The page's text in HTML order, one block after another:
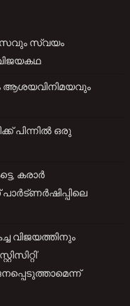
സ്വയം
വിജയകഥ
ആശയവിനിമയവും
പിന്നിൽ ഒരു
കരാർ
വിജയത്തിനും